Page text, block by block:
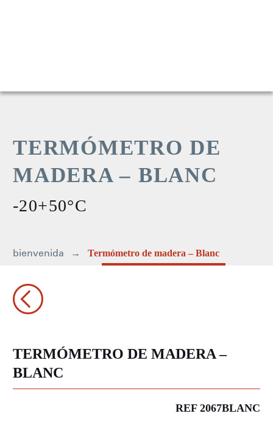
TERMÓMETRO DE
MADERA – BLANC
-20+50°C
bienvenida Termómetro de madera – Blanc
TERMÓMETRO DE MADERA –
BLANC
REF 2067BLANC